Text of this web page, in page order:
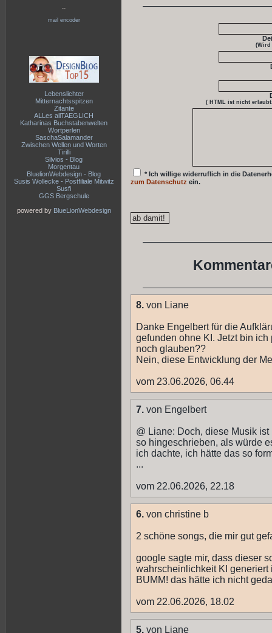
--
mail encoder
Lebenslichter
Mitternachtsspitzen
Zitante
ALLes allTAEGLICH
Katharinas Buchstabenwelten
Wortperlen
SaschaSalamander
Zwischen Wellen und Worten
Tirilli
Silvios - Blog
Morgentau
BluelionWebdesign - Blog
Susis Wollecke - Postfiliale Mitwitz
Susfi
GGS Bergschule
powered by BlueLionWebdesign
(Wird
( HTML ist nicht
* Ich willige widerruflich in die
zum Datenschutz ein.
8. von Liane
Danke Engelbert für die
gefunden ohne KI. Jetzt bin
noch glauben??
Nein, diese Entwicklung der
vom 23.06.2026, 06.44
7. von Engelbert
@ Liane: Doch, diese Musik
so hingeschrieben, als würde
ich dachte, ich hätte das so
...
vom 22.06.2026, 22.18
6. von christine b
2 schöne songs, die mir gut
google sagte mir, dass dieser
wahrscheinlichkeit KI generiert
BUMM! das hätte ich nicht
vom 22.06.2026, 18.02
5. von Liane